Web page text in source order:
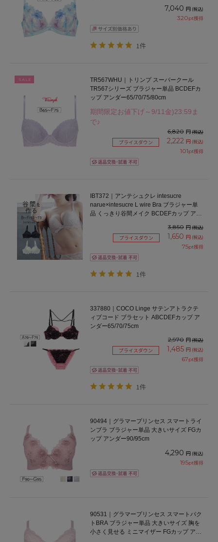
7,040 円 (税込)
320pt獲得
1件
SALE
TR567WHU｜トリンプ スーパークール
TR567シリーズ ブラジャー単品 BCDEFカ
ップ アンダー65/70/75/80cm
期間限定お値下げ～9/11金)23:59ま
で♪
6,820 円(税込)
プライスダウン 2,222 円 (税込)
101pt獲得
IBT372｜アンテシュクレ intesucre
narue×intesucre L wire Bra ブラジャー単
品 くっきり谷間メイク BCDEFカップ アン
3,850 円(税込)
プライスダウン 1,650 円 (税込)
75pt獲得
1件
337880｜COCO Linge サテンアトラクテ
ィブコード ブラセット ABCDEFカップ ア
ンダー65/70/75cm
2,970 円(税込)
プライスダウン 1,485 円 (税込)
67pt獲得
1件
90494｜グラマープリンセス スマートライ
ンブラ ブラジャー単品 大きいサイズ FGカ
ップ アンダー90/95cm
4,290 円 (税込)
195pt獲得
90531｜グラマープリンセス スマートパク
トBRA ブラジャー単品 大きいサイズ 胸を
小さく見せる ミニマイザー FGカップ アン